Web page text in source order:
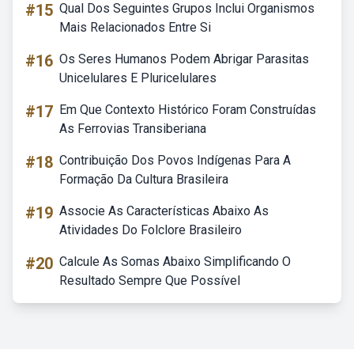
#15 Qual Dos Seguintes Grupos Inclui Organismos
Mais Relacionados Entre Si
#16 Os Seres Humanos Podem Abrigar Parasitas
Unicelulares E Pluricelulares
#17 Em Que Contexto Histórico Foram Construídas
As Ferrovias Transiberiana
#18 Contribuição Dos Povos Indígenas Para A
Formação Da Cultura Brasileira
#19 Associe As Características Abaixo As
Atividades Do Folclore Brasileiro
#20 Calcule As Somas Abaixo Simplificando O
Resultado Sempre Que Possível